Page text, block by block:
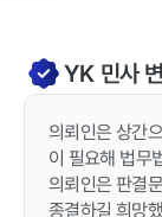
YK 민사
의뢰인은 상간
이 필요해 법무
의뢰인은 판결
종결하길 희망